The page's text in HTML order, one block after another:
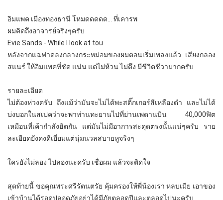
อิมแพค เมืองทองธานี โหมดดดดด... ที่เคารพ
ผมคิดถึงอาจารย์จริงๆครับ
Evie Sands - While I look at tou
หลังจากแฉฟาดลงกลางกระหม่อมของผมตอนเริ่มเพลงแล้ว เสียงกลอง
สแนร์ ให้อิมแพคที่ชัด แน่น แต่ไม่ห้วน ไม่ตึง มีชีวิตชีวามากครับ
รายละเอียด
ไม่ต้องห่วงครับ ถึงแม้ว่ามันจะไม่ได้พะสติ๊กเกอร์สีเหลืองดำ และไม่ได้
บ่งบอกในสเปคว่าจะพาท่านทะยานไปที่ย่านเพดานบิน 40,000ฟิต
เหมือนที่เค้ากำลังฮิตกัน แต่มันไม่มีอาการสะดุดตรงนั้นแน่ๆครับ ราย
ละเอียดยังคงดีเยี่ยมแต่นุ่มนวลสบายหูจริงๆ
ใครยังไม่ลอง ไปลองนะครับ เชื่อผม แล้วจะติดใจ
สุดท้ายนี้ ขอคุณพระศรีรัตนตรัย คุ้มครองให้พี่น้องเรา หลบเมีย เอาของ
เข้าบ้านได้รอดปลอดภัยอย่าได้มีภัยตลอดปีและตลอดไปนะครับ